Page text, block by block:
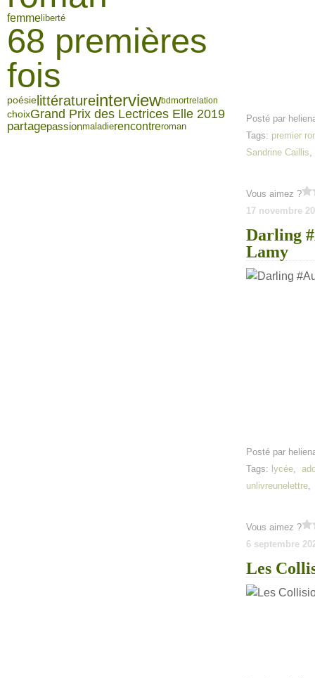
femme liberté
68 premières
fois
poésielittératureinterviewbdmortrelation
choixGrand Prix des Lectrices Elle 2019
partagepassionmaladierencontreroman
Posté par
Tags: premier
Sandrine Caillis,
Vous aimez ?
17 novembre
Darling
Lamy
Posté par
Tags: lycée,
unlivreunelettre,
Vous aimez ?
6 septembre
Les